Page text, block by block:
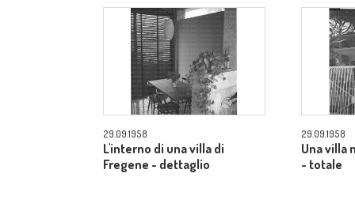
29.09.1958
L'interno di una villa di
Fregene - dettaglio
29.09.1958
Una villa
- totale